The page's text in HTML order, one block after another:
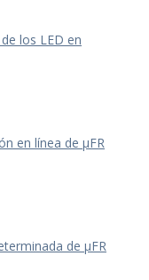
los LED en
en línea de μFR
de μFR